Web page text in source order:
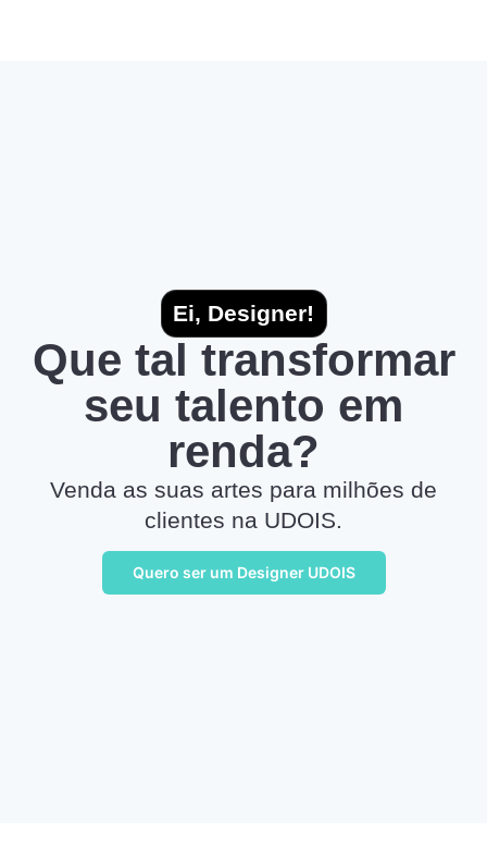
Ei, Designer!
Que tal transformar
seu talento em
renda?
Venda as suas artes para milhões de
clientes na UDOIS.
Quero ser um Designer UDOIS